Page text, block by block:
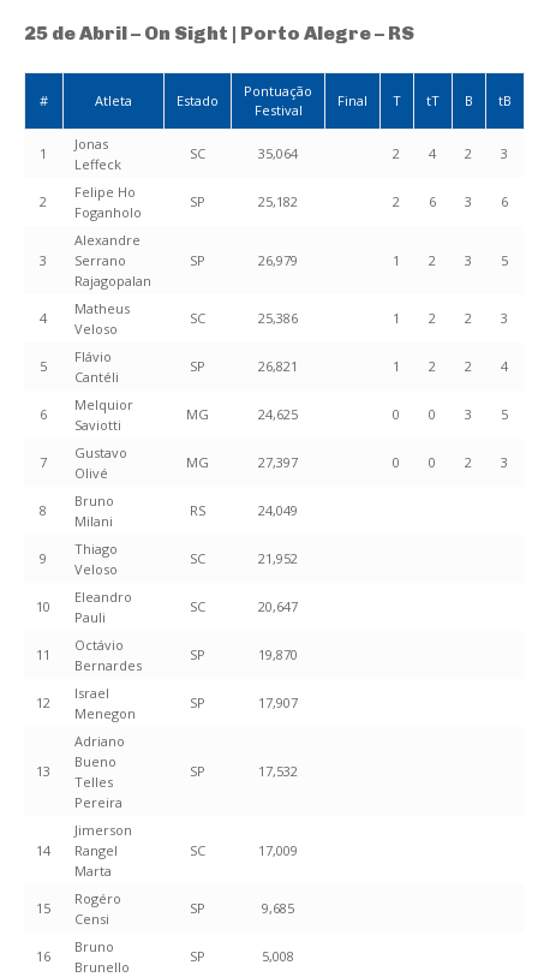
25 de Abril – On Sight | Porto Alegre – RS
# Atleta Estado
Pontuação
Festival
Final T tT B tB
1
Jonas
Leffeck
SC 35,064 2 4 2 3
2
Felipe Ho
Foganholo
SP 25,182 2 6 3 6
3
Alexandre
Serrano
Rajagopalan
SP 26,979 1 2 3 5
4
Matheus
Veloso
SC 25,386 1 2 2 3
5
Flávio
Cantéli
SP 26,821 1 2 2 4
6
Melquior
Saviotti
MG 24,625 0 0 3 5
7
Gustavo
Olivé
MG 27,397 0 0 2 3
8
Bruno
Milani
RS 24,049
9
Thiago
Veloso
SC 21,952
10
Eleandro
Pauli
SC 20,647
11
Octávio
Bernardes
SP 19,870
12
Israel
Menegon
SP 17,907
13
Adriano
Bueno
Telles
Pereira
SP 17,532
14
Jimerson
Rangel
Marta
SC 17,009
15
Rogéro
Censi
SP 9,685
16
Bruno
Brunello
SP 5,008